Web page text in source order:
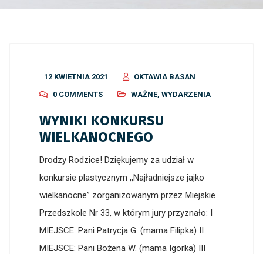
12 KWIETNIA 2021
OKTAWIA BASAN
0 COMMENTS
WAŻNE, WYDARZENIA
WYNIKI KONKURSU
WIELKANOCNEGO
Drodzy Rodzice! Dziękujemy za udział w
konkursie plastycznym ,,Najładniejsze jajko
wielkanocne” zorganizowanym przez Miejskie
Przedszkole Nr 33, w którym jury przyznało: I
MIEJSCE: Pani Patrycja G. (mama Filipka) II
MIEJSCE: Pani Bożena W. (mama Igorka) III